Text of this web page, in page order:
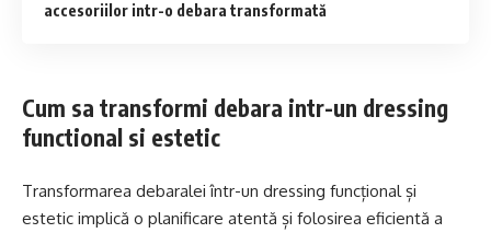
accesoriilor intr-o debara transformată
Cum sa transformi debara intr-un dressing
functional si estetic
Transformarea debaralei într-un dressing funcțional și
estetic implică o planificare atentă și folosirea eficientă a